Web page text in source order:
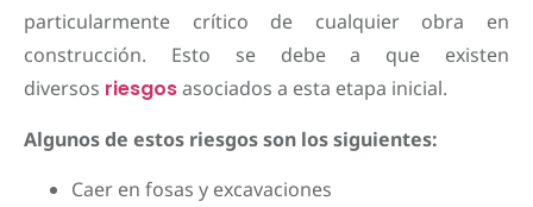
particularmente crítico de cualquier obra en
construcción. Esto se debe a que existen
diversos riesgosasociados a esta etapa inicial.
Algunos de estos riesgos son los siguientes:
Caer en fosas y excavaciones